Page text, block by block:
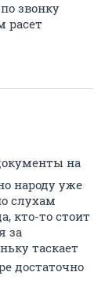
звонку
расет
на
народу уже
слухам
кто-то стоит
за
таскает
достаточно